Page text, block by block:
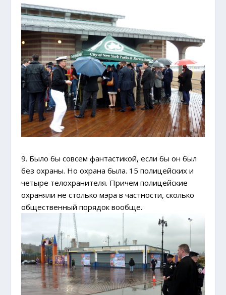
9. Было бы совсем фантастикой, если бы он был
без охраны. Но охрана была. 15 полицейских и
четыре телохранителя. Причем полицейские
охраняли не столько мэра в частности, сколько
общественный порядок вообще.